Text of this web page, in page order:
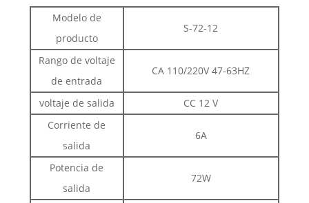
Modelo de
producto
S-72-12
Rango de voltaje
de entrada
CA 110/220V 47-63HZ
voltaje de salida
CC 12 V
Corriente de
salida
6A
Potencia de
salida
72W